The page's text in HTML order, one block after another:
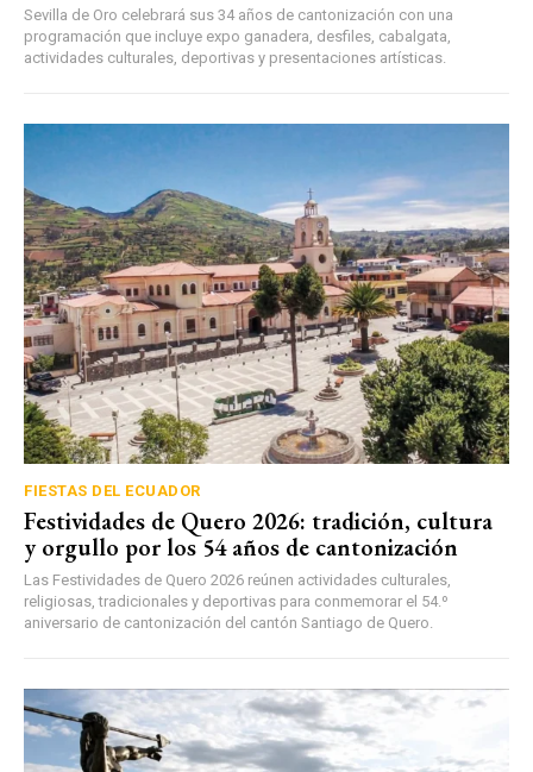
Sevilla de Oro celebrará sus 34 años de cantonización con una
programación que incluye expo ganadera, desfiles, cabalgata,
actividades culturales, deportivas y presentaciones artísticas.
FIESTAS DEL ECUADOR
Festividades de Quero 2026: tradición, cultura
y orgullo por los 54 años de cantonización
Las Festividades de Quero 2026 reúnen actividades culturales,
religiosas, tradicionales y deportivas para conmemorar el 54.º
aniversario de cantonización del cantón Santiago de Quero.